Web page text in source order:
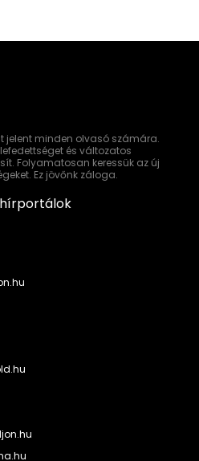
jelent minden olvasó számára.
és változatos
Folyamatosan keressük az új
Ez jövőnk záloga.
hírportálok